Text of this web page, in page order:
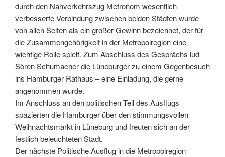
durch den Nahverkehrszug Metronom wesentlich
verbesserte Verbindung zwischen beiden Städten wurde
von allen Seiten als ein großer Gewinn bezeichnet, der für
die Zusammengehörigkeit in der Metropolregion eine
wichtige Rolle spielt. Zum Abschluss des Gesprächs lud
Sören Schumacher die Lüneburger zu einem Gegenbesuch
ins Hamburger Rathaus – eine Einladung, die gerne
angenommen wurde.
Im Anschluss an den politischen Teil des Ausflugs
spazierten die Hamburger über den stimmungsvollen
Weihnachtsmarkt in Lüneburg und freuten sich an der
festlich beleuchteten Stadt.
Der nächste Politische Ausflug in die Metropolregion